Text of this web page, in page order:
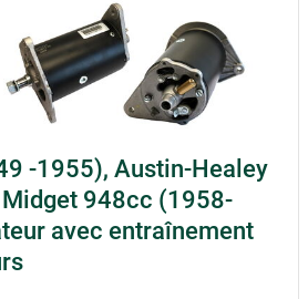
-1955), Austin-Healey
Midget 948cc (1958-
avec entraînement